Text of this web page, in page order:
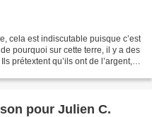
cela est indiscutable puisque c’est
pourquoi sur cette terre, il y a des
prétextent qu’ils ont de l’argent,
pour Julien C.